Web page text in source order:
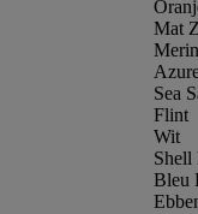
Mat
Sea
Flint
Wit
Shell
Bleu